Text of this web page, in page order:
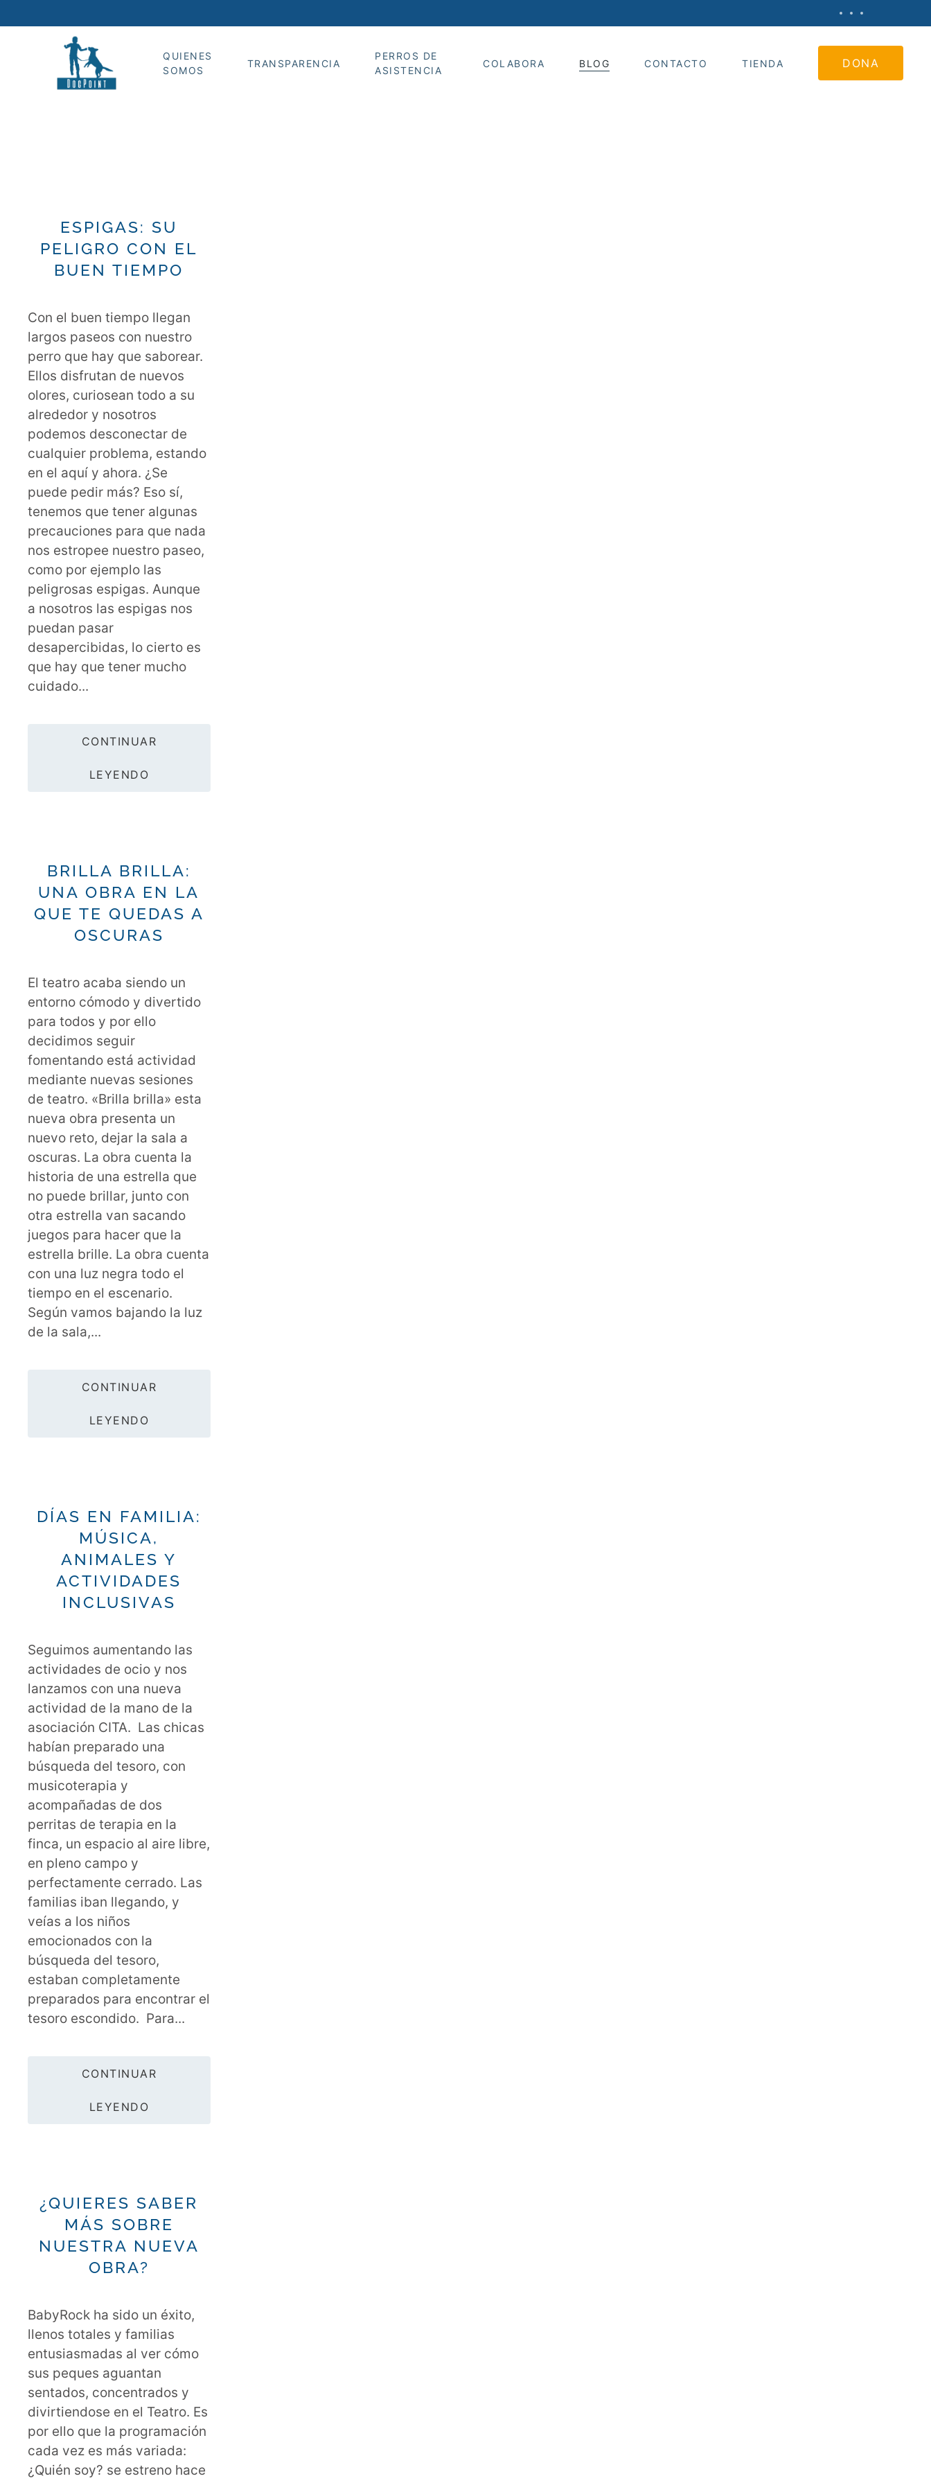
QUIENES
SOMOS
TRANSPARENCIA
PERROS DE
ASISTENCIA
COLABORA BLOG CONTACTO TIENDA DONA
ESPIGAS: SU
PELIGRO CON EL
BUEN TIEMPO
Con el buen tiempo llegan
largos paseos con nuestro
perro que hay que saborear.
Ellos disfrutan de nuevos
olores, curiosean todo a su
alrededor y nosotros
podemos desconectar de
cualquier problema, estando
en el aquí y ahora. ¿Se
puede pedir más? Eso sí,
tenemos que tener algunas
precauciones para que nada
nos estropee nuestro paseo,
como por ejemplo las
peligrosas espigas. Aunque
a nosotros las espigas nos
puedan pasar
desapercibidas, lo cierto es
que hay que tener mucho
cuidado...
CONTINUAR
LEYENDO
BRILLA BRILLA:
UNA OBRA EN LA
QUE TE QUEDAS A
OSCURAS
El teatro acaba siendo un
entorno cómodo y divertido
para todos y por ello
decidimos seguir
fomentando está actividad
mediante nuevas sesiones
de teatro. «Brilla brilla» esta
nueva obra presenta un
nuevo reto, dejar la sala a
oscuras. La obra cuenta la
historia de una estrella que
no puede brillar, junto con
otra estrella van sacando
juegos para hacer que la
estrella brille. La obra cuenta
con una luz negra todo el
tiempo en el escenario.
Según vamos bajando la luz
de la sala,...
CONTINUAR
LEYENDO
DÍAS EN FAMILIA:
MÚSICA,
ANIMALES Y
ACTIVIDADES
INCLUSIVAS
Seguimos aumentando las
actividades de ocio y nos
lanzamos con una nueva
actividad de la mano de la
asociación CITA. Las chicas
habían preparado una
búsqueda del tesoro, con
musicoterapia y
acompañadas de dos
perritas de terapia en la
finca, un espacio al aire libre,
en pleno campo y
perfectamente cerrado. Las
familias iban llegando, y
veías a los niños
emocionados con la
búsqueda del tesoro,
estaban completamente
preparados para encontrar el
tesoro escondido. Para...
CONTINUAR
LEYENDO
¿QUIERES SABER
MÁS SOBRE
NUESTRA NUEVA
OBRA?
BabyRock ha sido un éxito,
llenos totales y familias
entusiasmadas al ver cómo
sus peques aguantan
sentados, concentrados y
divirtiendose en el Teatro. Es
por ello que la programación
cada vez es más variada:
¿Quién soy? se estreno hace